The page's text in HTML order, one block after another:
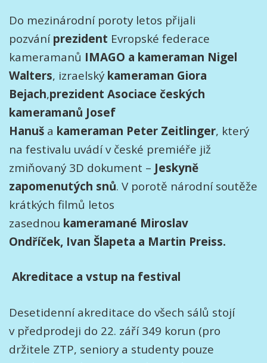
Do mezinárodní poroty letos přijali
pozváníprezident Evropské federace
kameramanů IMAGO a kameraman Nigel
Walters, izraelský kameraman Giora
Bejach,prezident Asociace českých
kameramanů Josef
Hanuš a kameraman Peter Zeitlinger, který
na festivalu uvádí v české premiéře již
zmiňovaný 3D dokument – Jeskyně
zapomenutých snů. V porotě národní soutěže
krátkých filmů letos
zasednou kameramané Miroslav
Ondříček, Ivan Šlapeta a Martin Preiss.
Akreditace a vstup na festival
Desetidenní akreditace do všech sálů stojí
v předprodeji do 22. září 349 korun (pro
držitele ZTP, seniory a studenty pouze